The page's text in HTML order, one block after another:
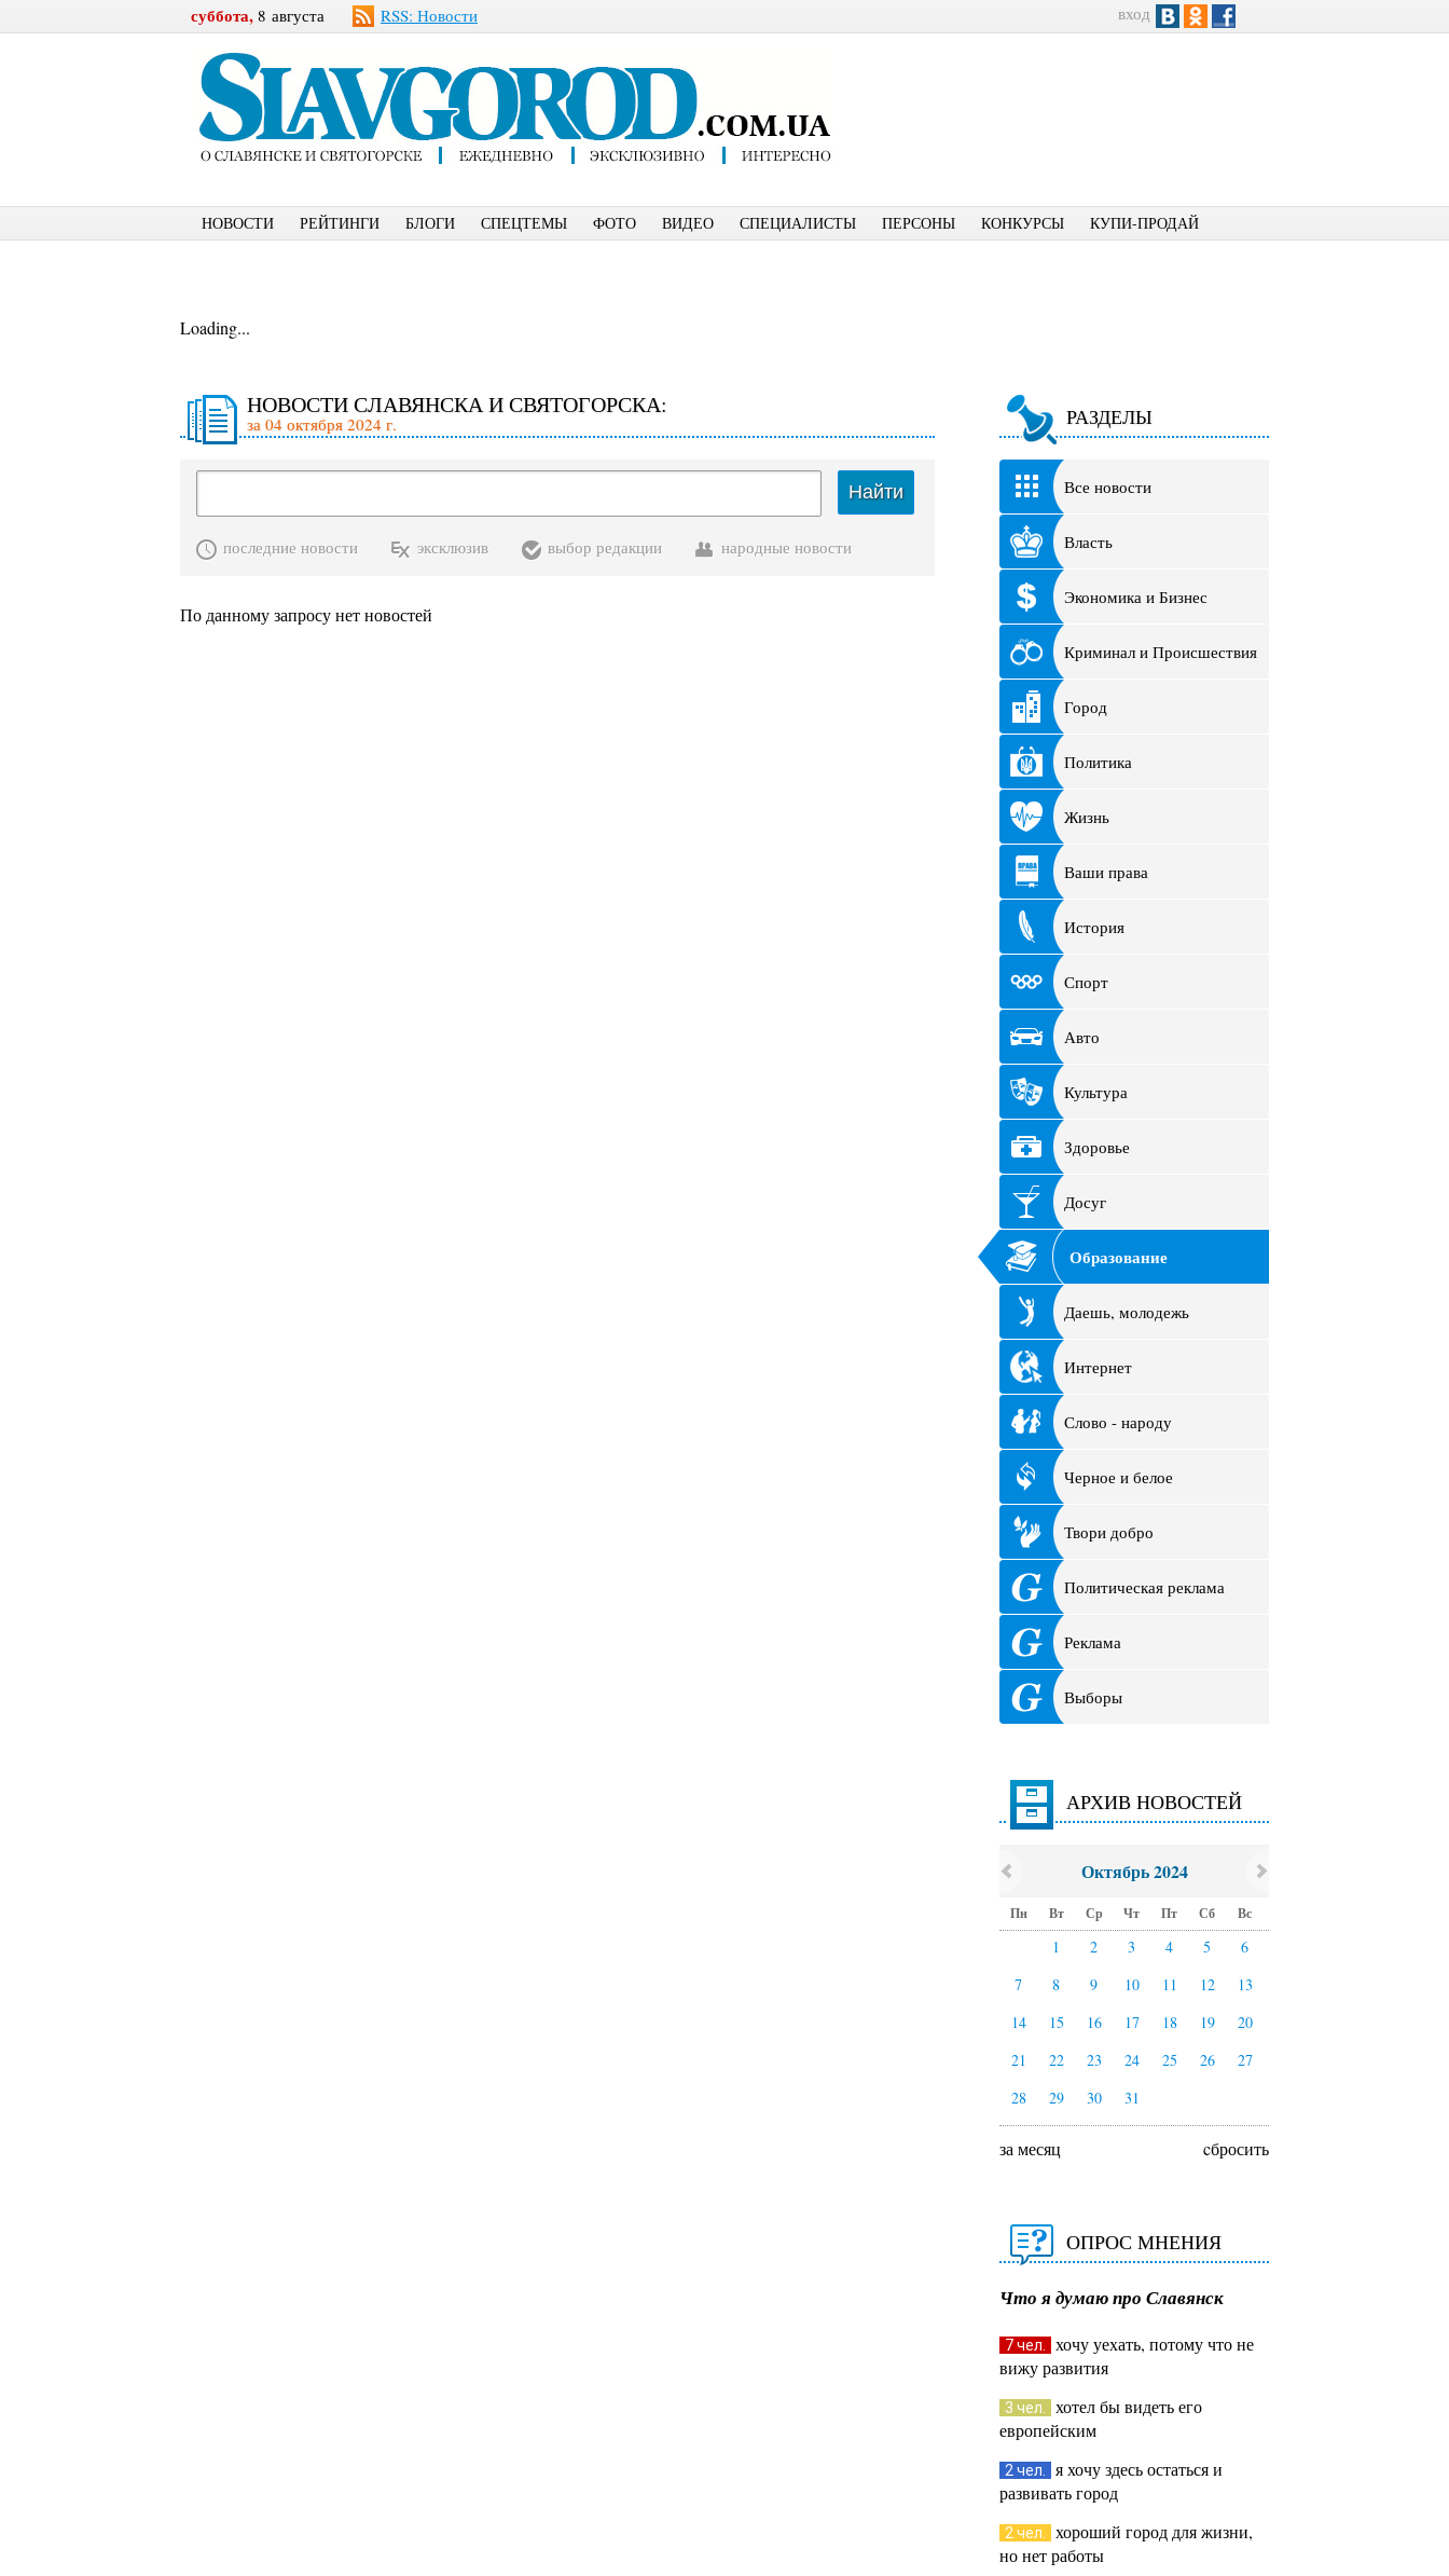
суббота, 8 августа RSS: Новости вход
НОВОСТИ РЕЙТИНГИ БЛОГИ СПЕЦТЕМЫ ФОТО ВИДЕО СПЕЦИАЛИСТЫ ПЕРСОНЫ КОНКУРСЫ КУПИ-ПРОДАЙ
Loading...
НОВОСТИ СЛАВЯНСКА И СВЯТОГОРСКА:
за 04 октября 2024 г.
Найти
последние новости эксклюзив выбор редакции народные новости
По данному запросу нет новостей
РАЗДЕЛЫ
Все новости
Власть
Экономика и Бизнес
Криминал и Происшествия
Город
Политика
Жизнь
Ваши права
История
Спорт
Авто
Культура
Здоровье
Досуг
Образование
Даешь, молодежь
Интернет
Слово - народу
Черное и белое
Твори добро
Политическая реклама
Реклама
Выборы
АРХИВ НОВОСТЕЙ
Октябрь 2024
Пн Вт Ср Чт Пт Сб Вс
1 2 3 4 5
6
7
8 9 10 11 12
13
14
15 16 17 18 19
20
21
22 23 24 25 26
27
28
29 30 31
за месяц cбросить
ОПРОС МНЕНИЯ
Что я думаю про Славянск
7 чел.
хочу уехать, потому что не
вижу развития
3 чел.
хотел бы видеть его
европейским
2 чел.
я хочу здесь остаться и
развивать город
2 чел.
хороший город для жизни,
но нет работы